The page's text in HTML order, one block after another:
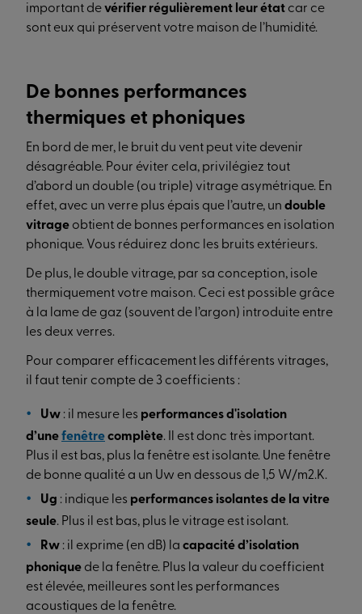
important devérifier régulièrement leur état car ce
sont eux qui préservent votre maison de l’humidité.
De bonnes performances
thermiques et phoniques
En bord de mer, le bruit du vent peut vite devenir
désagréable. Pour éviter cela, privilégiez tout
d’abord un double (ou triple) vitrage asymétrique. En
effet, avec un verre plus épais que l’autre, un double
vitrage obtient de bonnes performances en isolation
phonique. Vous réduirez donc les bruits extérieurs.
De plus, le double vitrage, par sa conception, isole
thermiquement votre maison. Ceci est possible grâce
à la lame de gaz (souvent de l’argon) introduite entre
les deux verres.
Pour comparer efficacement les différents vitrages,
il faut tenir compte de 3 coefficients :
Uw : il mesure les performances d'isolation
d’unefenêtrecomplète. Il est donc très important.
Plus il est bas, plus la fenêtre est isolante. Une fenêtre
de bonne qualité a un Uw en dessous de 1,5 W/m2.K.
Ug : indique les performances isolantes de la vitre
seule. Plus il est bas, plus le vitrage est isolant.
Rw : il exprime (en dB) la capacité d’isolation
phonique de la fenêtre. Plus la valeur du coefficient
est élevée, meilleures sont les performances
acoustiques de la fenêtre.